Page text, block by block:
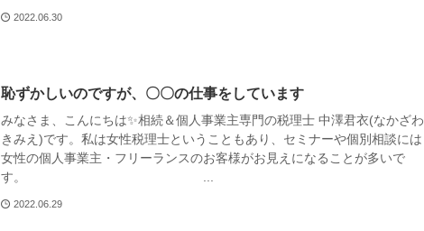
2022.06.30
恥ずかしいのですが、〇〇の仕事をしています
みなさま、こんにちは✨相続＆個人事業主専門の税理士 中澤君衣(なかざわ
きみえ)です。私は女性税理士ということもあり、セミナーや個別相談には
女性の個人事業主・フリーランスのお客様がお見えになることが多いで
す。 ...
2022.06.29